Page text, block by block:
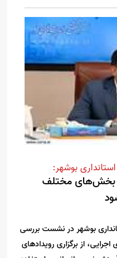
بوشهر:
بخش‌های مختلف
بوشهر در نشست بررسی
از برگزاری رویدادهای